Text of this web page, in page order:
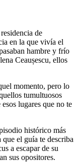
de
en la que vivía el
hambre y frío
Ceaușescu, ellos
momento, pero lo
tumultuosos
lugares que no te
histórico más
el guía te describa
a escapar de su
sus opositores.